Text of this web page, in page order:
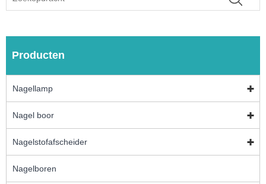
Producten
Nagellamp
Nagel boor
Nagelstofafscheider
Nagelboren